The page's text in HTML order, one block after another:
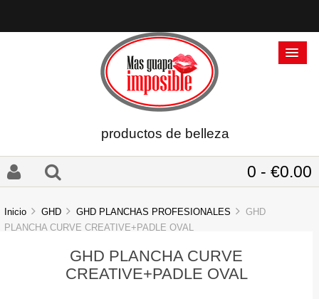
productos de belleza
0 - €0.00
Inicio GHD GHD PLANCHAS PROFESIONALES
GHD
PLANCHA CURVE CREATIVE+PADLE OVAL
GHD PLANCHA CURVE
CREATIVE+PADLE OVAL